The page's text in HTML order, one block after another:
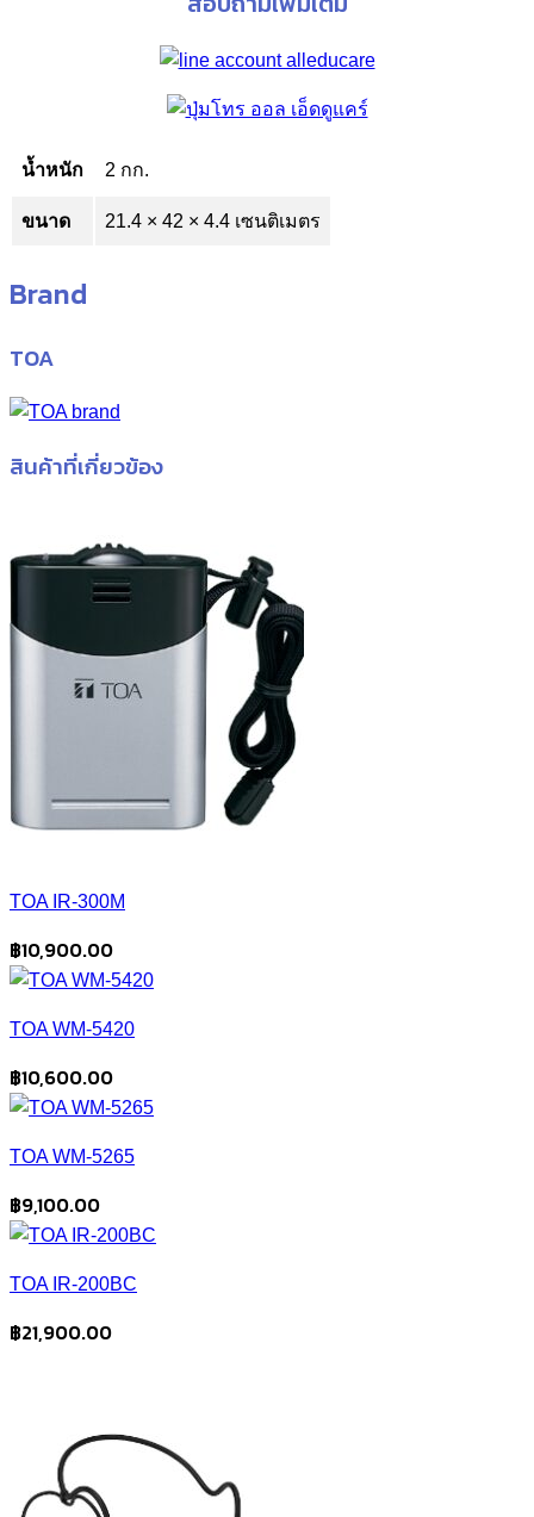
น้ำหนัก 2 กก.
ขนาด 21.4 × 42 × 4.4 เซนติเมตร
Brand
TOA
สินค้าที่เกี่ยวข้อง
TOA IR-300M
฿10,900.00
TOA WM-5420
฿10,600.00
TOA WM-5265
฿9,100.00
TOA IR-200BC
฿21,900.00